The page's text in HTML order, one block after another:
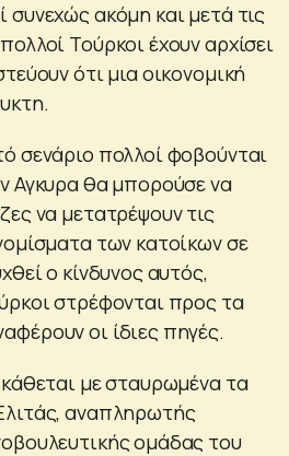
ακόμη και μετά τις
Τούρκοι έχουν αρχίσει
ότι μια οικονομική
σενάριο πολλοί φοβούνται
Αγκυρα θα μπορούσε να
να μετατρέψουν τις
των κατοίκων σε
ο κίνδυνος αυτός,
στρέφονται προς τα
οι ίδιες πηγές.
με σταυρωμένα τα
αναπληρωτής
ομάδας του